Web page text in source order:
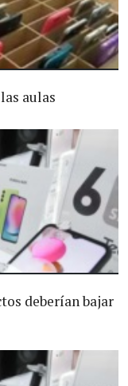
aulas
deberían bajar